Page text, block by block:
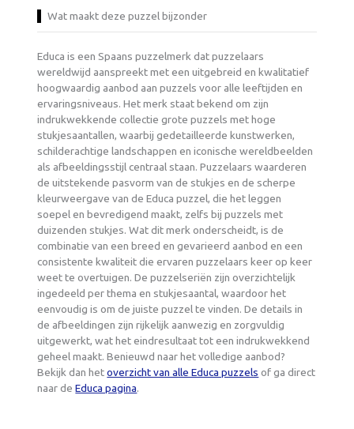
Wat maakt deze puzzel bijzonder
Educa is een Spaans puzzelmerk dat puzzelaars
wereldwijd aanspreekt met een uitgebreid en kwalitatief
hoogwaardig aanbod aan puzzels voor alle leeftijden en
ervaringsniveaus. Het merk staat bekend om zijn
indrukwekkende collectie grote puzzels met hoge
stukjesaantallen, waarbij gedetailleerde kunstwerken,
schilderachtige landschappen en iconische wereldbeelden
als afbeeldingsstijl centraal staan. Puzzelaars waarderen
de uitstekende pasvorm van de stukjes en de scherpe
kleurweergave van de Educa puzzel, die het leggen
soepel en bevredigend maakt, zelfs bij puzzels met
duizenden stukjes. Wat dit merk onderscheidt, is de
combinatie van een breed en gevarieerd aanbod en een
consistente kwaliteit die ervaren puzzelaars keer op keer
weet te overtuigen. De puzzelseriën zijn overzichtelijk
ingedeeld per thema en stukjesaantal, waardoor het
eenvoudig is om de juiste puzzel te vinden. De details in
de afbeeldingen zijn rijkelijk aanwezig en zorgvuldig
uitgewerkt, wat het eindresultaat tot een indrukwekkend
geheel maakt. Benieuwd naar het volledige aanbod?
Bekijk dan hetoverzicht van alle Educa puzzels of ga direct
naar deEduca pagina.